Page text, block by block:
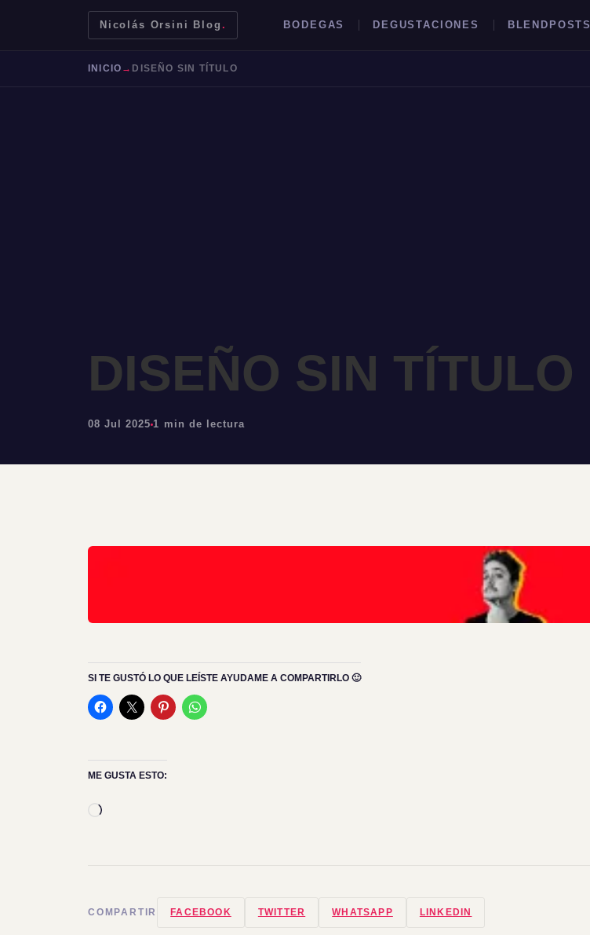
Nicolás Orsini Blog . BODEGAS DEGUSTACIONES BLENDPOSTS
INICIO → DISEÑO SIN TÍTULO
DISEÑO SIN TÍTULO
08 Jul 2025 1 min de lectura
SI TE GUSTÓ LO QUE LEÍSTE AYUDAME A COMPARTIRLO 🙂
ME GUSTA ESTO:
Cargando...
COMPARTIR FACEBOOK TWITTER WHATSAPP LINKEDIN